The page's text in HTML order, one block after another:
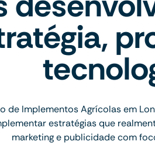
de Implementos Agrícolas em
estratégias que
marketing e publicidade com